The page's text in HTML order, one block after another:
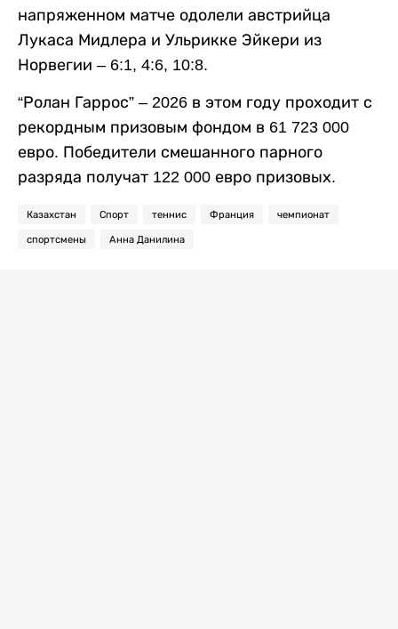
напряженном матче одолели австрийца
Лукаса Мидлера и Ульрикке Эйкери из
Норвегии – 6:1, 4:6, 10:8.
“Ролан Гаррос” – 2026 в этом году проходит с
рекордным призовым фондом в 61 723 000
евро. Победители смешанного парного
разряда получат 122 000 евро призовых.
Казахстан Спорт теннис Франция чемпионат
спортсмены Анна Данилина